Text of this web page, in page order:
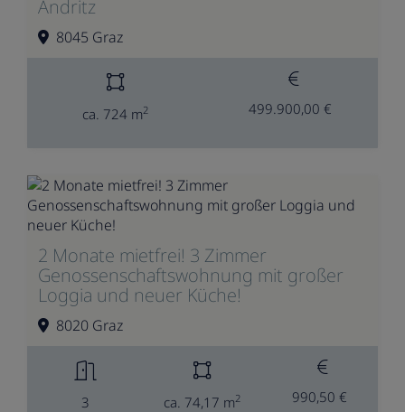
Andritz
8045 Graz
ca. 724 m2 499.900,00 €
2 Monate mietfrei! 3 Zimmer
Genossenschaftswohnung mit großer
Loggia und neuer Küche!
8020 Graz
3 ca. 74,17 m2 990,50 €